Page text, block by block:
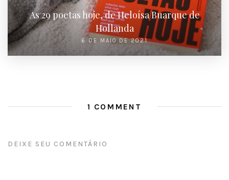
As 29 poetas hoje, de Heloísa Buarque de
Hollanda
6 DE MAIO DE 2021
1 COMMENT
DEIXE SEU COMENTÁRIO